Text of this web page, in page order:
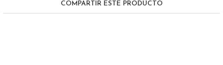
COMPARTIR ESTE PRODUCTO